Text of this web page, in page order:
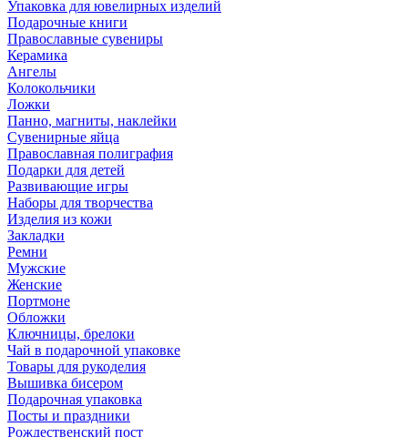
Упаковка для ювелирных изделий
Подарочные книги
Православные сувениры
Керамика
Ангелы
Колокольчики
Ложки
Панно, магниты, наклейки
Сувенирные яйца
Православная полиграфия
Подарки для детей
Развивающие игры
Наборы для творчества
Изделия из кожи
Закладки
Ремни
Мужские
Женские
Портмоне
Обложки
Ключницы, брелоки
Чай в подарочной упаковке
Товары для рукоделия
Вышивка бисером
Подарочная упаковка
Посты и праздники
Рождественский пост